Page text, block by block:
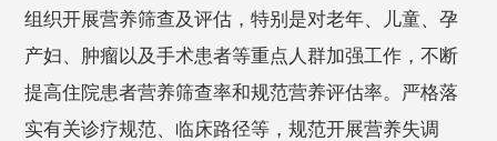
组织开展营养筛查及评估，特别是对老年、儿童、孕
产妇、肿瘤以及手术患者等重点人群加强工作，不断
提高住院患者营养筛查率和规范营养评估率。严格落
实有关诊疗规范、临床路径等，规范开展营养失调